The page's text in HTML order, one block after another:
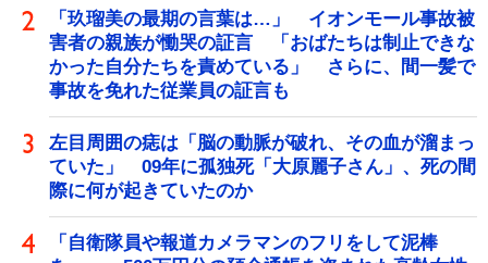
「玖瑠美の最期の言葉は…」 イオンモール事故被
害者の親族が慟哭の証言 「おばたちは制止できな
かった自分たちを責めている」 さらに、間一髪で
事故を免れた従業員の証言も
左目周囲の痣は「脳の動脈が破れ、その血が溜まっ
ていた」 09年に孤独死「大原麗子さん」、死の間
際に何が起きていたのか
「自衛隊員や報道カメラマンのフリをして泥棒